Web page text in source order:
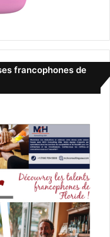
francophones de